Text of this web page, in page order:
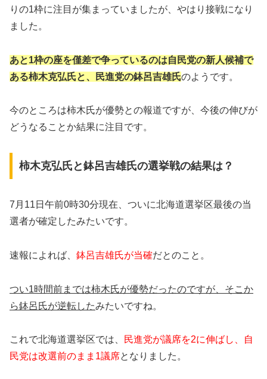
りの1枠に注目が集まっていましたが、やはり接戦になり
ました。
あと1枠の座を僅差で争っているのは自民党の新人候補で
ある柿木克弘氏と、民進党の鉢呂吉雄氏のようです。
今のところは柿木氏が優勢との報道ですが、今後の伸びが
どうなることか結果に注目です。
柿木克弘氏と鉢呂吉雄氏の選挙戦の結果は？
7月11日午前0時30分現在、ついに北海道選挙区最後の当
選者が確定したみたいです。
速報によれば、 鉢呂吉雄氏が当確だとのこと。
つい1時間前までは柿木氏が優勢だったのですが、そこか
ら鉢呂氏が逆転したみたいですね。
これで北海道選挙区では、
民進党が議席を2に伸ばし、自
民党は改選前のまま1議席となりました。